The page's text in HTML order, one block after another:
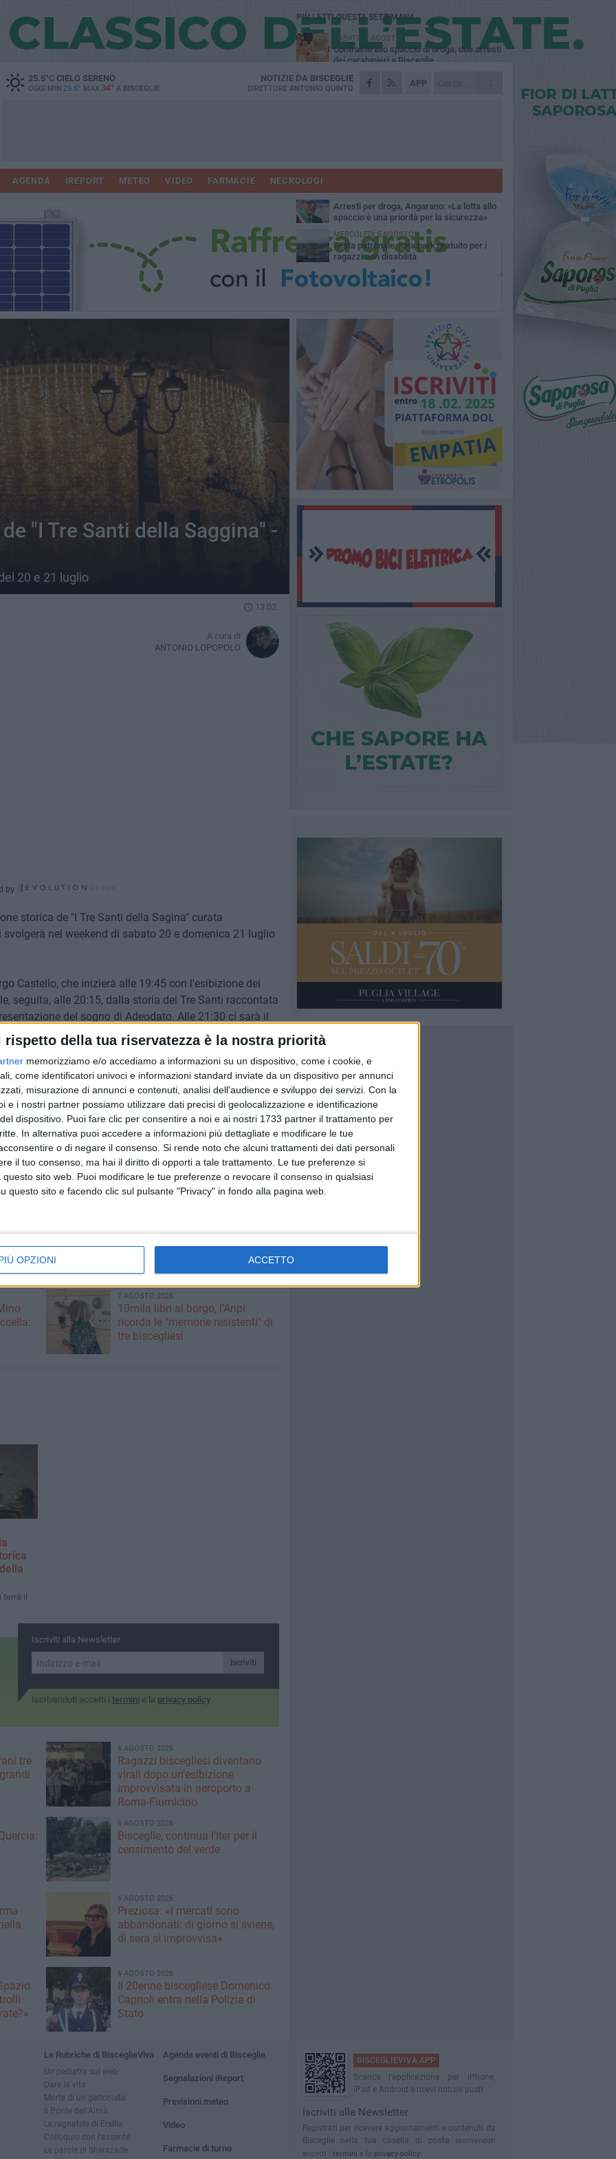
rispetto della tua riservatezza è la nostra priorità
memorizziamo e/o accediamo a informazioni su un dispositivo, come i cookie, e
come identificatori univoci e informazioni standard inviate da un dispositivo per annunci
misurazione di annunci e contenuti, analisi dell'audience e sviluppo dei servizi. Con la
e i nostri partner possiamo utilizzare dati precisi di geolocalizzazione e identificazione
dispositivo. Puoi fare clic per consentire a noi e ai nostri 1733 partner il trattamento per
In alternativa puoi accedere a informazioni più dettagliate e modificare le tue
o di negare il consenso. Si rende noto che alcuni trattamenti dei dati personali
il tuo consenso, ma hai il diritto di opporti a tale trattamento. Le tue preferenze si
sito web. Puoi modificare le tue preferenze o revocare il consenso in qualsiasi
questo sito e facendo clic sul pulsante "Privacy" in fondo alla pagina web.
OPZIONI ACCETTO
25.5°CCIELO SERENO
OGGI MIN 25.5° MAX 34° A BISCEGLIE
APP
NOTIZIE DA BISCEGLIE
DIRETTORE ANTONIO QUINTO
AGENDA IREPORT METEO VIDEO FARMACIE NECROLOGI
"I Tre Santi della Saggina" -
20 e 21 luglio
13.02
A cura di
ANTONIO LOPOPOLO
by
storica de "I Tre Santi della Sagina" curata
nel weekend di sabato 20 e domenica 21 luglio
Castello, che inizierà alle 19:45 con l'esibizione dei
seguita, alle 20:15, dalla storia dei Tre Santi raccontata
del sogno di Adeodato. Alle 21:30 ci sarà il
del corteo storico da Largo Castello per proseguire
via Cristoforo Colombo, Largo Purgatorio, per poi
ci sarà una nuova esibizione dei giullari di spade
alle ore 19:45 con l'esibizione dei giullari di spade.
su corso Umberto, via Mauro Panunzio, via
Michele, via Aldo Moro, via Dondolo, Piazza Vittorio
e via Cardinale Dell'Olio, dove ci sarà una sosta
Frisari e si arriverà su via Trento. La serata terminerà
del gruppo di giocolieri e mangiafuoco de "I
e sul Torrione Sant'Angelo, dove alle 22:30 si
7 AGOSTO 2026
10mila libri al borgo, l'Anpi
ricorda le "memorie resistenti" di
tre biscegliesi
il
Iscriviti alla Newsletter
Iscriviti
Iscrivendoti accetti i termini e la privacy policy
tre
6 AGOSTO 2026
Ragazzi biscegliesi diventano
virali dopo un'esibizione
improvvisata in aeroporto a
Roma-Fiumicino
6 AGOSTO 2026
Bisceglie, continua l'iter per il
censimento del verde
6 AGOSTO 2026
Preziosa: «I mercati sono
abbandonati: di giorno si sviene,
di sera si improvvisa»
6 AGOSTO 2026
Il 20enne biscegliese Domenico
Caprioli entra nella Polizia di
Stato
PIÙ LETTI QUESTA SETTIMANA
SABATO 1 AGOSTO
Contrasto allo spaccio di droga, due arresti
dei carabinieri a Bisceglie
MARTEDÌ 4 AGOSTO
Emergenza caldo, il Comune di Bisceglie
Due auto incendiate nella notte in via Dieta
SABATO 1 AGOSTO
Arresti per droga, Angarano: «La lotta allo
spaccio è una priorità per la sicurezza»
MERCOLEDÌ 5 AGOSTO
Festa patronale, luna park gratuito per i
ragazzi con disabilità
Le Rubriche di BisceglieViva
Un pediatra sul web
Dare la vita
Morte di un gettonista
Il Ponte dell'Almà
Le ragnatele di Ersilia
Colloquio con l'assente
Le parole di Sherazade
Agenda eventi di Bisceglie
Segnalazioni iReport
Previsioni meteo
Video
Farmacie di turno
BISCEGLIEVIVA APP
Scarica l'applicazione per iPhone,
iPad e Android e ricevi notizie push
Iscriviti alla Newsletter
Registrati per ricevere aggiornamenti e contenuti da
Bisceglie nella tua casella di posta
Iscrivendoti
accetti i termini e la privacy policy